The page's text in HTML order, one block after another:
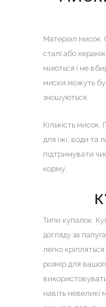
Матеріал мисок.
сталі або
миються і не
миски можуть
зношуються.
Кількість мисок.
для їжі, води та
підтримувати
корму.
Типи купалок.
догляду за
легко
розмір для
навіть невеликі